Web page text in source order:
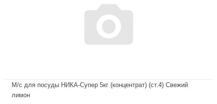
М/с для посуды НИКА-Супер 5кг (концентрат) (ст.4) Свежий
лимон